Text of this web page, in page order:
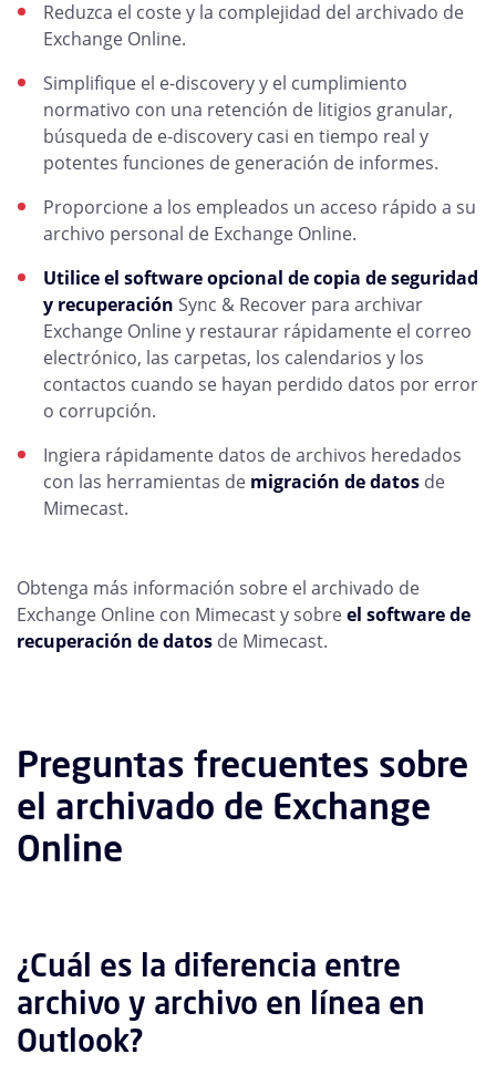
Reduzca el coste y la complejidad del archivado de
Exchange Online.
Simplifique el e-discovery y el cumplimiento
normativo con una retención de litigios granular,
búsqueda de e-discovery casi en tiempo real y
potentes funciones de generación de informes.
Proporcione a los empleados un acceso rápido a su
archivo personal de Exchange Online.
Utilice el software opcional de copia de seguridad
y recuperación Sync & Recover para archivar
Exchange Online y restaurar rápidamente el correo
electrónico, las carpetas, los calendarios y los
contactos cuando se hayan perdido datos por error
o corrupción.
Ingiera rápidamente datos de archivos heredados
con las herramientas de migración de datos de
Mimecast.
Obtenga más información sobre el archivado de
Exchange Online con Mimecast y sobreel software de
recuperación de datos de Mimecast.
Preguntas frecuentes sobre
el archivado de Exchange
Online
¿Cuál es la diferencia entre
archivo y archivo en línea en
Outlook?